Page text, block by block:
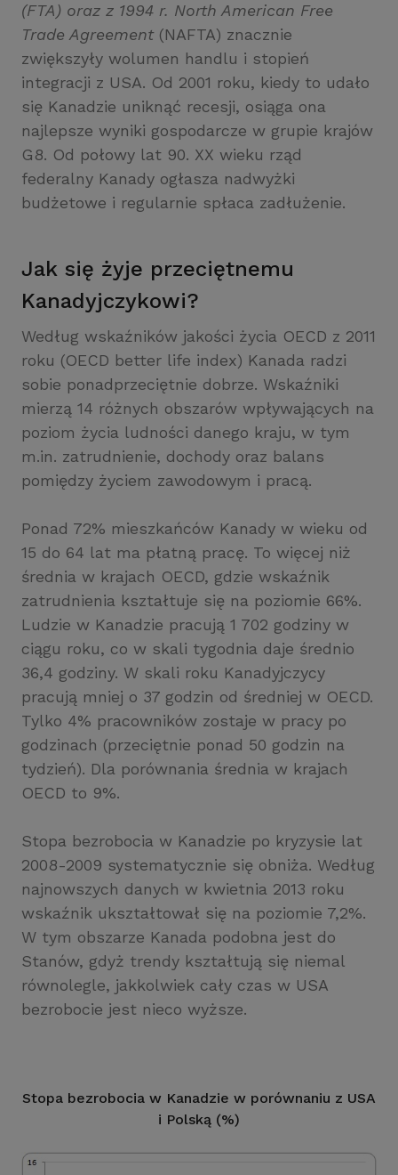
(FTA) oraz z 1994 r. North American Free
Trade Agreement(NAFTA) znacznie
zwiększyły wolumen handlu i stopień
integracji z USA. Od 2001 roku, kiedy to udało
się Kanadzie uniknąć recesji, osiąga ona
najlepsze wyniki gospodarcze w grupie krajów
G8. Od połowy lat 90. XX wieku rząd
federalny Kanady ogłasza nadwyżki
budżetowe i regularnie spłaca zadłużenie.
Jak się żyje przeciętnemu
Kanadyjczykowi?
Według wskaźników jakości życia OECD z 2011
roku (OECD better life index) Kanada radzi
sobie ponadprzeciętnie dobrze. Wskaźniki
mierzą 14 różnych obszarów wpływających na
poziom życia ludności danego kraju, w tym
m.in. zatrudnienie, dochody oraz balans
pomiędzy życiem zawodowym i pracą.
Ponad 72% mieszkańców Kanady w wieku od
15 do 64 lat ma płatną pracę. To więcej niż
średnia w krajach OECD, gdzie wskaźnik
zatrudnienia kształtuje się na poziomie 66%.
Ludzie w Kanadzie pracują 1 702 godziny w
ciągu roku, co w skali tygodnia daje średnio
36,4 godziny. W skali roku Kanadyjczycy
pracują mniej o 37 godzin od średniej w OECD.
Tylko 4% pracowników zostaje w pracy po
godzinach (przeciętnie ponad 50 godzin na
tydzień). Dla porównania średnia w krajach
OECD to 9%.
Stopa bezrobocia w Kanadzie po kryzysie lat
2008-2009 systematycznie się obniża. Według
najnowszych danych w kwietnia 2013 roku
wskaźnik ukształtował się na poziomie 7,2%.
W tym obszarze Kanada podobna jest do
Stanów, gdyż trendy kształtują się niemal
równolegle, jakkolwiek cały czas w USA
bezrobocie jest nieco wyższe.
Stopa bezrobocia w Kanadzie w porównaniu z USA
i Polską (%)